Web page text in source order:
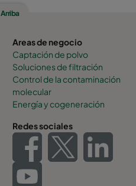
Arriba
Areas de negocio
Captación de polvo
Soluciones de filtración
Control de la contaminación
molecular
Energía y cogeneración
Redes sociales